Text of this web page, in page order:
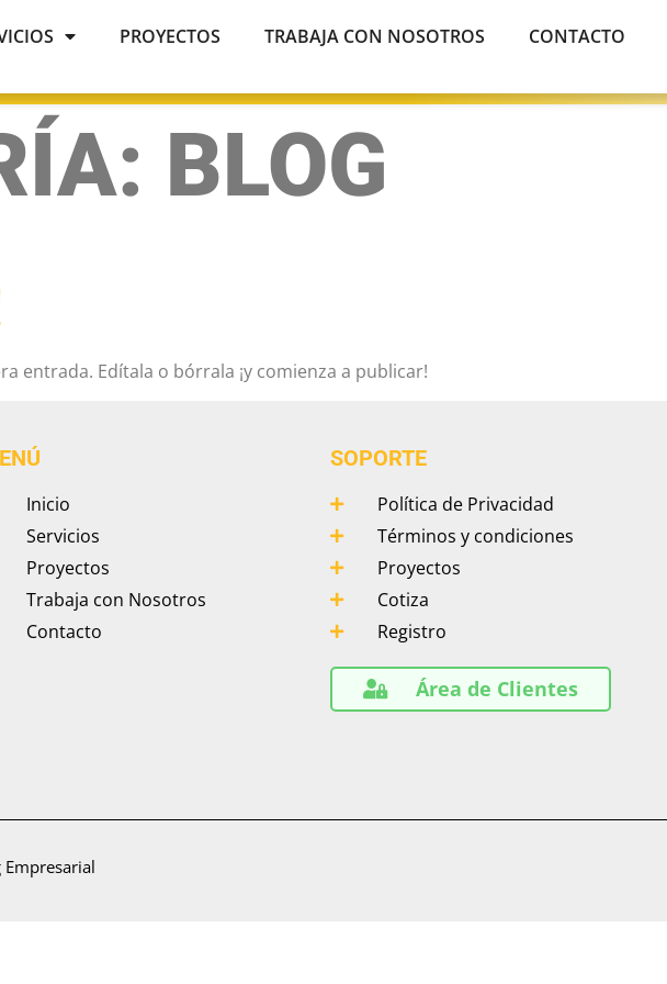
PROYECTOS TRABAJA CON NOSOTROS CONTACTO
BLOG
entrada. Edítala o bórrala ¡y comienza a publicar!
Inicio
Servicios
Proyectos
Trabaja con Nosotros
Contacto
SOPORTE
Política de Privacidad
Términos y condiciones
Proyectos
Cotiza
Registro
Área de Clientes